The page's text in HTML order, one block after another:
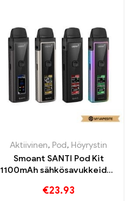
Aktiivinen, Pod, Höyrystin
Smoant SANTI Pod Kit
1100mAh sähkösavukkeiden
€23.93